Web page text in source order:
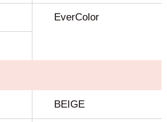
EverColor
BEIGE